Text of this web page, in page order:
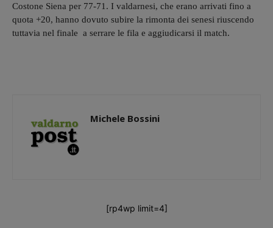
Costone Siena per 77-71. I valdarnesi, che erano arrivati fino a
quota +20, hanno dovuto subire la rimonta dei senesi riuscendo
tuttavia nel finale a serrare le fila e aggiudicarsi il match.
Michele Bossini
[rp4wp limit=4]